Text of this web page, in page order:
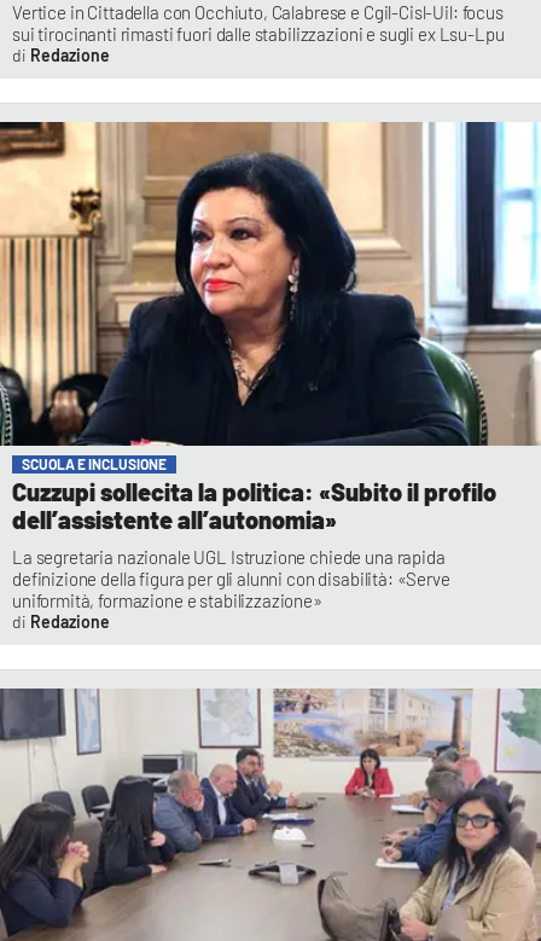
Vertice in Cittadella con Occhiuto, Calabrese e Cgil-Cisl-Uil: focus
sui tirocinanti rimasti fuori dalle stabilizzazioni e sugli ex Lsu-Lpu
Redazione
SCUOLA E INCLUSIONE
Cuzzupi sollecita la politica: «Subito il profilo
dell’assistente all’autonomia»
La segretaria nazionale UGL Istruzione chiede una rapida
definizione della figura per gli alunni con disabilità: «Serve
uniformità, formazione e stabilizzazione»
Redazione